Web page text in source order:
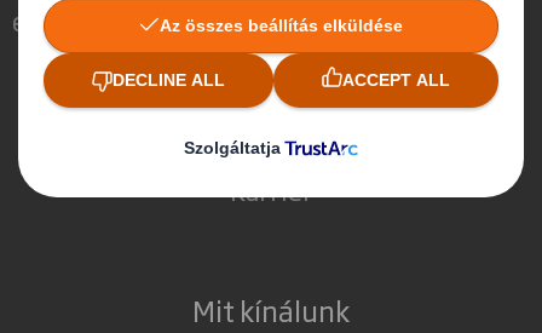
egyesítéséről
Termékek és szolgáltatások
Fenntarthatóság
Média
Karrier
Mit kínálunk